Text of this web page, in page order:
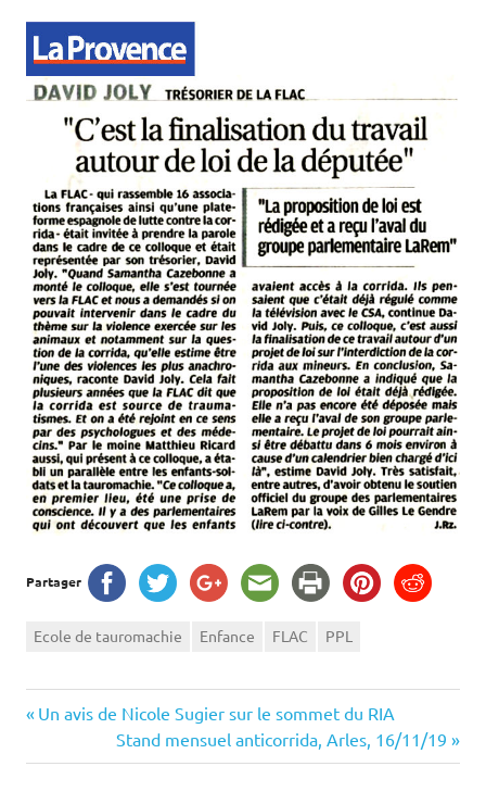
Partager
Ecole de tauromachie Enfance FLAC PPL
Navigation
de
Previous
Un avis de Nicole Sugier sur le sommet du RIA
Next
Post:
Stand mensuel anticorrida, Arles, 16/11/19